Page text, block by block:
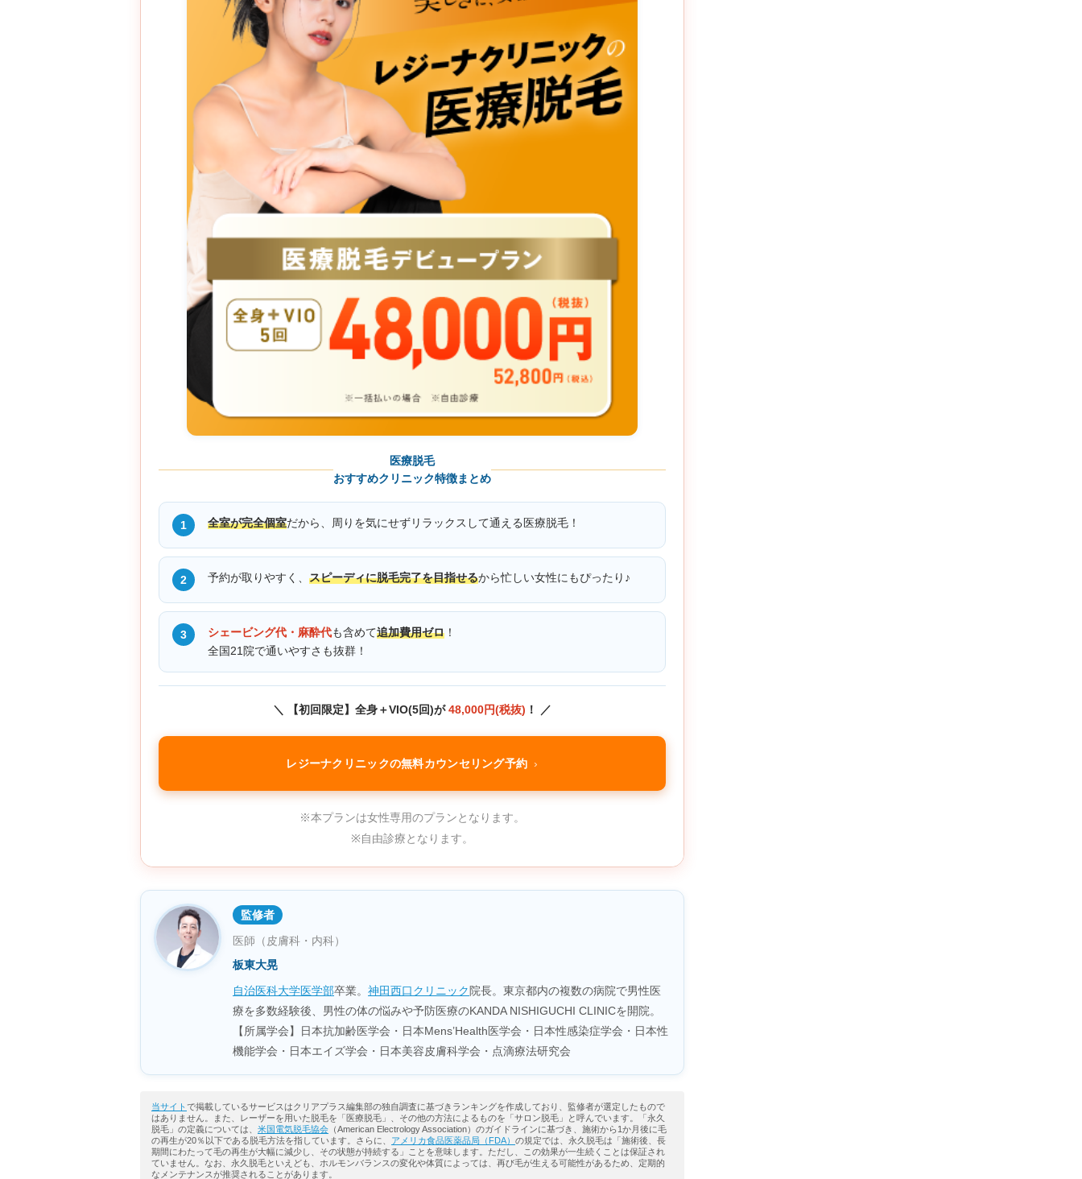
医療脱毛
おすすめクリニック特徴まとめ
1 全室が完全個室だから、周りを気にせずリラックスして通える医療脱毛！
2 予約が取りやすく、 スピーディに脱毛完了を目指せるから忙しい女性にもぴったり♪
3 シェービング代・麻酔代も含めて追加費用ゼロ ！
全国21院で通いやすさも抜群！
＼ 【初回限定】全身＋VIO(5回)が48,000円(税抜) ！ ／
レジーナクリニックの無料カウンセリング予約
※本プランは女性専用のプランとなります。
※自由診療となります。
監修者
医師（皮膚科・内科）
板東大晃
自治医科大学医学部卒業。 神田西口クリニック 院長。東京都内の複数の病院で男性医
療を多数経験後、男性の体の悩みや予防医療のKANDA NISHIGUCHI CLINICを開院。
【所属学会】日本抗加齢医学会・日本Mens’Health医学会・日本性感染症学会・日本性
機能学会・日本エイズ学会・日本美容皮膚科学会・点滴療法研究会
当サイトで掲載しているサービスはクリアプラス編集部の独自調査に基づきランキングを作成しており、監修者が選定したもので
はありません。また、レーザーを用いた脱毛を「医療脱毛」、その他の方法によるものを「サロン脱毛」と呼んでいます。「永久
脱毛」の定義については、 米国電気脱毛協会 （American Electrology Association）のガイドラインに基づき、施術から1か月後に毛
の再生が20％以下である脱毛方法を指しています。さらに、 アメリカ食品医薬品局（FDA） の規定では、永久脱毛は「施術後、長
期間にわたって毛の再生が大幅に減少し、その状態が持続する」ことを意味します。ただし、この効果が一生続くことは保証され
ていません。なお、永久脱毛といえども、ホルモンバランスの変化や体質によっては、再び毛が生える可能性があるため、定期的
なメンテナンスが推奨されることがあります。